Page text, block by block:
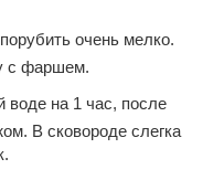
очень мелко.
с фаршем.
воде на 1 час, после
В сковороде слегка